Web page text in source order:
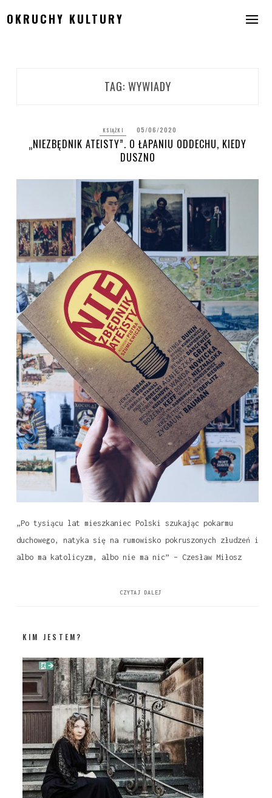
toOKRUCHY KULTURY
TAG: WYWIADY
KSIĄŻKI 05/06/2020
„NIEZBĘDNIK ATEISTY”. O ŁAPANIU ODDECHU, KIEDY
DUSZNO
„Po tysiącu lat mieszkaniec Polski szukając pokarmu
duchowego, natyka się na rumowisko pokruszonych złudzeń i
albo ma katolicyzm, albo nie ma nic” – Czesław Miłosz
CZYTAJ DALEJ
KIM JESTEM?